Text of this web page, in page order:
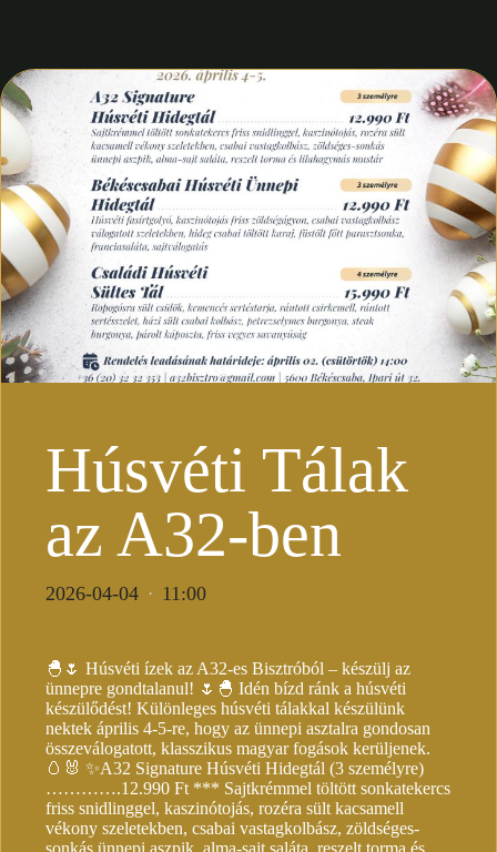
Húsvéti Tálak
az A32-ben
2026-04-04 · 11:00
🐣🌷 Húsvéti ízek az A32-es Bisztróból – készülj az
ünnepre gondtalanul! 🌷🐣 Idén bízd ránk a húsvéti
készülődést! Különleges húsvéti tálakkal készülünk
nektek április 4-5-re, hogy az ünnepi asztalra gondosan
összeválogatott, klasszikus magyar fogások kerüljenek.
🥚🐰 ✨A32 Signature Húsvéti Hidegtál (3 személyre)
………….12.990 Ft *** Sajtkrémmel töltött sonkatekercs
friss snidlinggel, kaszinótojás, rozéra sült kacsamell
vékony szeletekben, csabai vastagkolbász, zöldséges-
sonkás ünnepi aszpik, alma-sajt saláta, reszelt torma és